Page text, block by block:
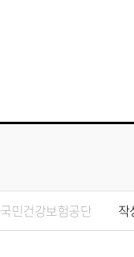
국민건강보험공단 작